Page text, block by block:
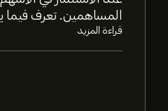
المساهمين. تعرف فيما
قراءة المزيد
القيمة السوقية لـ Pebblebrook Hotel Trust هي 2.05B‎$‎ دولار